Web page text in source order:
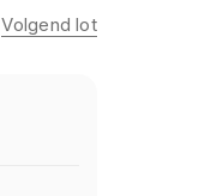
Volgend lot